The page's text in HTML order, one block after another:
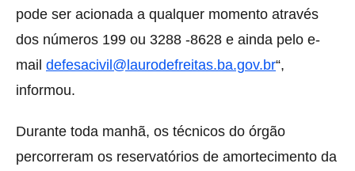
pode ser acionada a qualquer momento através
dos números 199 ou 3288 -8628 e ainda pelo e-
mail defesacivil@laurodefreitas.ba.gov.br“,
informou.
Durante toda manhã, os técnicos do órgão
percorreram os reservatórios de amortecimento da